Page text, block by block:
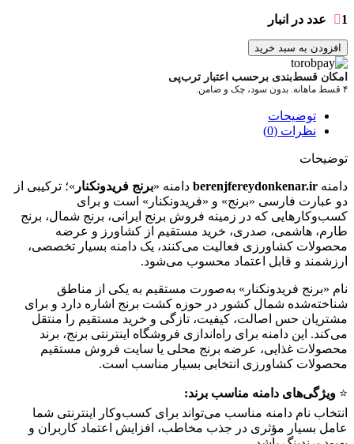
1 عدد در انبار
افزودن به سبد خرید
امکان قسط‌بندی برحسب اعتبار ترب‌پی
۴ قسط ماهانه. بدون سود، چک و ضامن.
توضیحات
نظرات (0)
توضیحات
دامنه berenjfereydonkenar.ir دامنه «برنج فریدونکنار »؛ ترکیبی از
دو عبارت فارسی «برنج» و «فریدونکنار» است و برای
کسب‌وکارهایی که در زمینه فروش برنج ایرانی، برنج شمال، برنج
طارم، هاشمی، صدری، خرید مستقیم از کشاورز و عرضه
محصولات کشاورزی فعالیت می‌کنند، یک دامنه بسیار تخصصی،
ارزشمند و قابل اعتماد محسوب می‌شود.
نام «برنج فریدونکنار» به‌صورت مستقیم به یکی از مناطق
شناخته‌شده شمال کشور در حوزه کشت برنج اشاره دارد و برای
مشتریان حس اصالت، کیفیت، تازگی و خرید مستقیم را منتقل
می‌کند. این دامنه برای راه‌اندازی فروشگاه اینترنتی برنج، برند
محصولات غذایی، عرضه برنج محلی یا سایت فروش مستقیم
محصولات کشاورزی انتخابی بسیار مناسب است.
⭐️ ویژگی‌های دامنه مناسب برند:
انتخاب نام دامنه مناسب می‌تواند برای کسب‌وکار اینترنتی شما
عامل بسیار مؤثری در جذب مخاطب، افزایش اعتماد کاربران و